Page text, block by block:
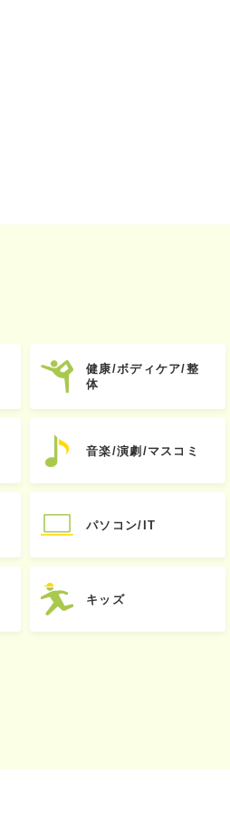
健康/ボディケア/整
体
音楽/演劇/マスコミ
パソコン/IT
キッズ